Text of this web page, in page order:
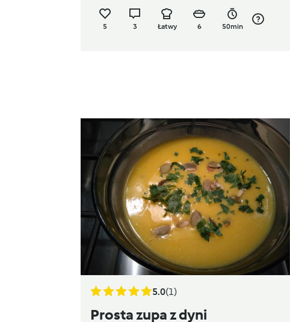
5 3 Łatwy 6 50min
5.0(1)
Prosta zupa z dyni